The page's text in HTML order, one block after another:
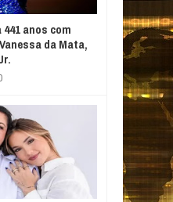
anos com
da Mata,